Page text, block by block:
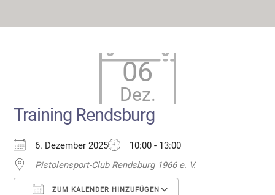
06
Dez.
Training Rendsburg
6. Dezember 2025
10:00 - 13:00
Pistolensport-Club Rendsburg 1966 e. V.
ZUM KALENDER HINZUFÜGEN